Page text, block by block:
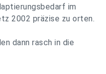
im
2002 präzise zu orten.
dann rasch in die